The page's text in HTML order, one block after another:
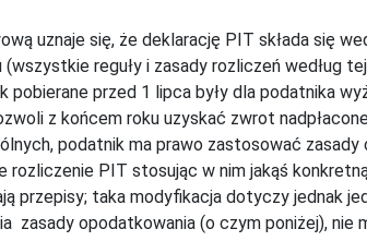
uznaje się, że deklarację PIT składa się
reguły i zasady rozliczeń według
pobierane przed 1 lipca były dla podatnika
z końcem roku uzyskać zwrot
podatnik ma prawo zastosować
rozliczenie PIT stosując w nim jakąś
przepisy; taka modyfikacja dotyczy jednak
zasady opodatkowania (o czym poniżej), nie